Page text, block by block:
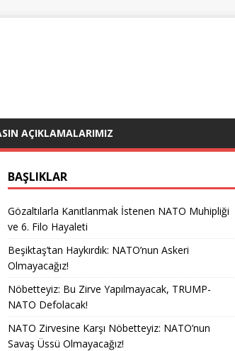
AÇIKLAMALARIMIZ
BAŞLIKLAR
Gözaltılarla Kanıtlanmak İstenen NATO Muhipliği
ve 6. Filo Hayaleti
Beşiktaş’tan Haykırdık: NATO’nun Askeri
Olmayacağız!
Nöbetteyiz: Bu Zirve Yapılmayacak, TRUMP-
NATO Defolacak!
NATO Zirvesine Karşı Nöbetteyiz: NATO’nun
Savaş Üssü Olmayacağız!